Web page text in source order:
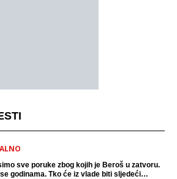
sve poruke zbog kojih je Beroš u zatvoru.
godinama. Tko će iz vlade biti sljedeći